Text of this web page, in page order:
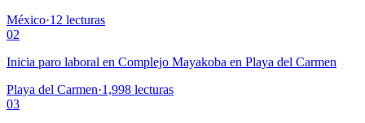
México·12 lecturas
02
Inicia paro laboral en Complejo Mayakoba en Playa del Carmen
Playa del Carmen·1,998 lecturas
03